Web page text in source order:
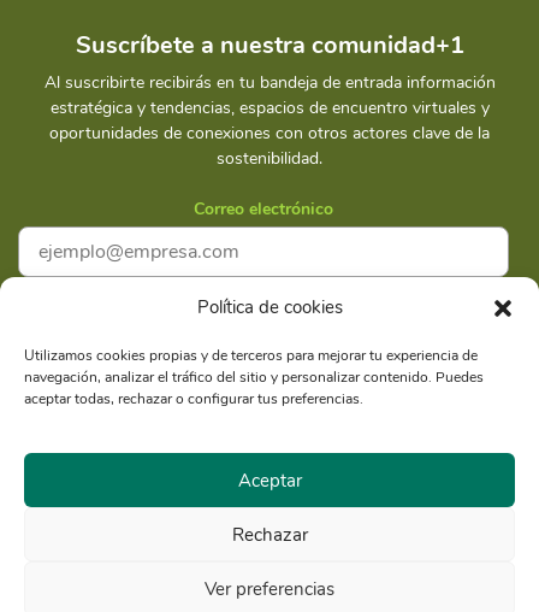
Política de cookies
Utilizamos cookies propias y de terceros para mejorar tu experiencia de
navegación, analizar el tráfico del sitio y personalizar contenido. Puedes
aceptar todas, rechazar o configurar tus preferencias.
Aceptar
Rechazar
Ver preferencias
Suscríbete a nuestra comunidad+1
Al suscribirte recibirás en tu bandeja de entrada información
estratégica y tendencias, espacios de encuentro virtuales y
oportunidades de conexiones con otros actores clave de la
sostenibilidad.
Correo electrónico
Acepto laPolítica de privacidad
Suscríbete
Razón Social: Libélula Comunicación Ambiente y